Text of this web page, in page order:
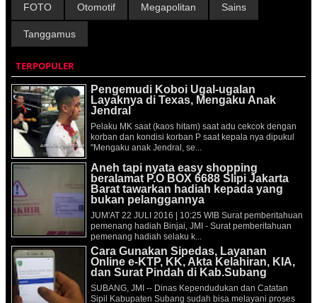
FOTO Otomotif Megapolitan Sains
Tanggamus
TERPOPULER
Pengemudi Koboi Ugal-ugalan
Layaknya di Texas, Mengaku Anak
Jendral
Pelaku MK saat (kaos hitam) saat adu cekcok dengan
korban dan kondisi korban P saat kepala nya dipukul
"Mengaku anak Jendral, se...
Aneh tapi nyata easy shopping
beralamat P.O BOX 6688 Slipi Jakarta
Barat tawarkan hadiah kepada yang
bukan pelanggannya
JUM'AT 22 JULI 2016 | 10:25 WIB Surat pemberitahuan
pemenang hadiah Binjai, JMI - Surat pemberitahuan
pemenang hadiah selaku k...
Cara Gunakan Sipedas, Layanan
Online e-KTP, KK, Akta Kelahiran, KIA,
dan Surat Pindah di Kab.Subang
SUBANG, JMI -- Dinas Kependudukan dan Catatan
Sipil Kabupaten Subang sudah bisa melayani proses